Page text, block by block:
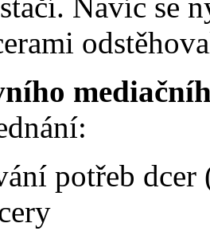
Navíc se
potřeb